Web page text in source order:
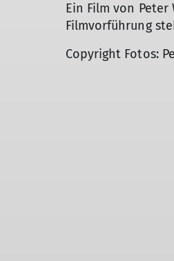
Ein Film von Peter
Filmvorführung
Copyright Fotos: